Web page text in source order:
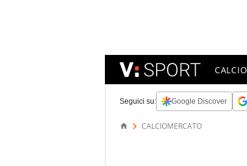
CALCIO
Seguici su: Google Discover
CALCIOMERCATO